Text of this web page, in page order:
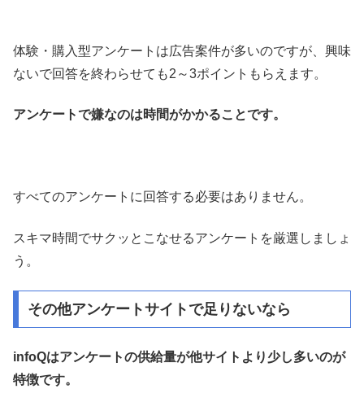
体験・購入型アンケートは広告案件が多いのですが、興味
ないで回答を終わらせても2～3ポイントもらえます。
アンケートで嫌なのは時間がかかることです。
すべてのアンケートに回答する必要はありません。
スキマ時間でサクッとこなせるアンケートを厳選しましょ
う。
その他アンケートサイトで足りないなら
infoQはアンケートの供給量が他サイトより少し多いのが
特徴です。